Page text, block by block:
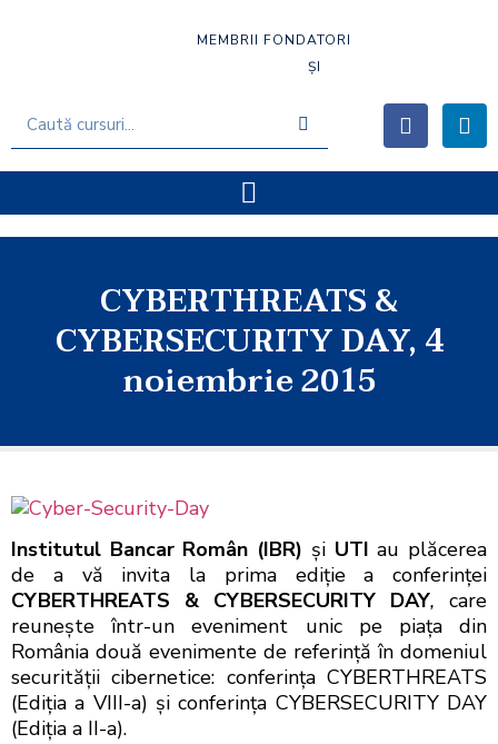
MEMBRII FONDATORI
ȘI
CYBERTHREATS &
CYBERSECURITY DAY, 4
noiembrie 2015
Institutul Bancar Român (IBR) şi UTI au plăcerea
de a vă invita la prima ediţie a conferinţei
CYBERTHREATS & CYBERSECURITY DAY, care
reuneşte într-un eveniment unic pe piaţa din
România două evenimente de referinţă în domeniul
securităţii cibernetice: conferinţa CYBERTHREATS
(Ediţia a VIII-a) şi conferinţa CYBERSECURITY DAY
(Ediţia a II-a).